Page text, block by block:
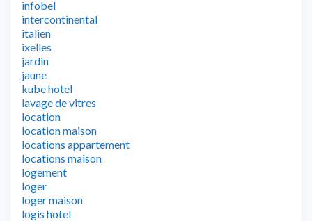
infobel
intercontinental
italien
ixelles
jardin
jaune
kube hotel
lavage de vitres
location
location maison
locations appartement
locations maison
logement
loger
loger maison
logis hotel